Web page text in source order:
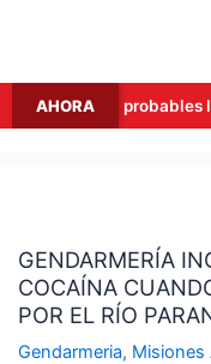
AHORA
semana: probables
GENDARMERÍA
COCAÍNA
POR EL RÍO
Gendarmeria, Misiones
MÁS
DE
4
KILOS